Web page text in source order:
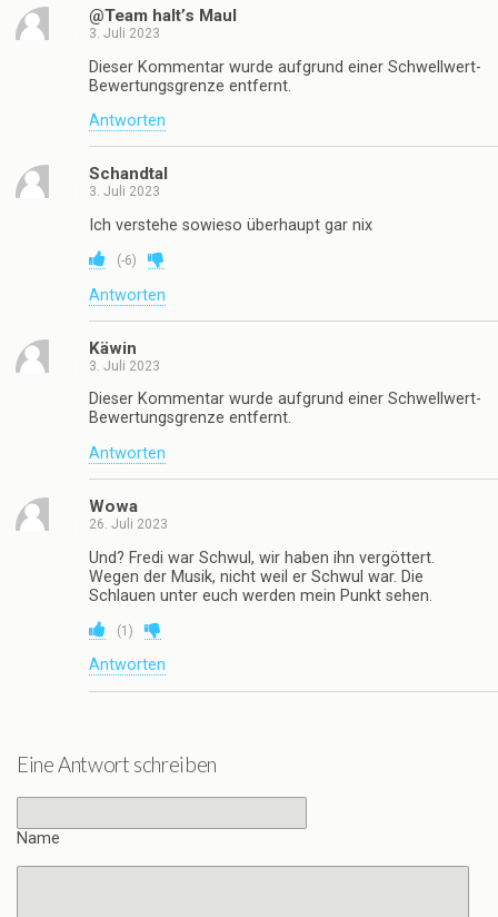
@Team halt’s Maul
3. Juli 2023
Dieser Kommentar wurde aufgrund einer Schwellwert-
Bewertungsgrenze entfernt.
Antworten
Schandtal
3. Juli 2023
Ich verstehe sowieso überhaupt gar nix
(-6)
Antworten
Käwin
3. Juli 2023
Dieser Kommentar wurde aufgrund einer Schwellwert-
Bewertungsgrenze entfernt.
Antworten
Wowa
26. Juli 2023
Und? Fredi war Schwul, wir haben ihn vergöttert.
Wegen der Musik, nicht weil er Schwul war. Die
Schlauen unter euch werden mein Punkt sehen.
(1 )
Antworten
Eine Antwort schreiben
Name